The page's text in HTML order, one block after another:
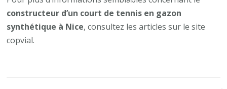
constructeur d’un court de tennis en gazon
synthétique à Nice, consultez les articles sur le site
copvial.